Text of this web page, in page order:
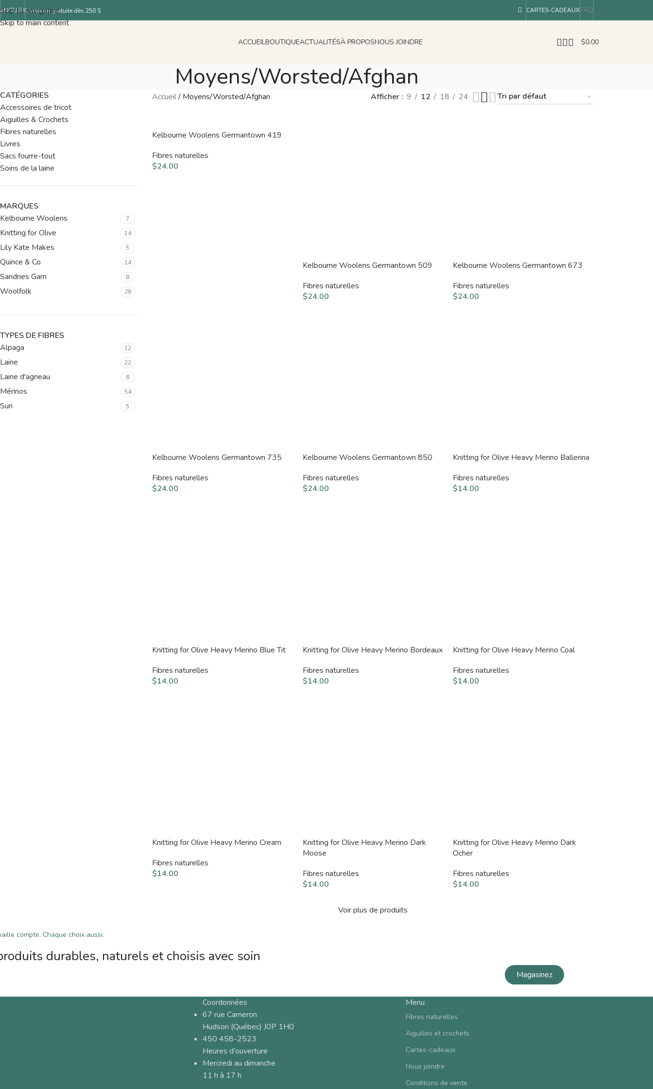
Skip to navigation
Skip to main content
ENGLISHLivraison gratuite dès 250 $ CARTES-CADEAUXFAQ
ACCUEILBOUTIQUEACTUALITÉSÀ PROPOSNOUS JOINDRE $0.00
Moyens/Worsted/Afghan
CATÉGORIES
Accessoires de tricot
Aiguilles & Crochets
Fibres naturelles
Livres
Sacs fourre-tout
Soins de la laine
MARQUES
Kelbourne Woolens
7
Knitting for Olive 14
Lily Kate Makes 5
Quince & Co 14
Sandnes Garn 8
Woolfolk 28
TYPES DE FIBRES
Alpaga
12
Laine 22
Laine d'agneau 8
Mérinos 54
Suri 5
Accueil/ Moyens/Worsted/Afghan Afficher 9 12 18 24
Kelbourne Woolens Germantown 419
Fibres naturelles
$24.00
Kelbourne Woolens Germantown 509
Fibres naturelles
$24.00
Kelbourne Woolens Germantown 673
Fibres naturelles
$24.00
Kelbourne Woolens Germantown 735
Fibres naturelles
$24.00
Kelbourne Woolens Germantown 850
Fibres naturelles
$24.00
Knitting for Olive Heavy Merino Ballerina
Fibres naturelles
$14.00
Knitting for Olive Heavy Merino Blue Tit
Fibres naturelles
$14.00
Knitting for Olive Heavy Merino Bordeaux
Fibres naturelles
$14.00
Knitting for Olive Heavy Merino Coal
Fibres naturelles
$14.00
Knitting for Olive Heavy Merino Cream
Fibres naturelles
$14.00
Knitting for Olive Heavy Merino Dark
Moose
Fibres naturelles
$14.00
Knitting for Olive Heavy Merino Dark
Ocher
Fibres naturelles
$14.00
Voir plus de produits
compte. Chaque choix aussi.
durables, naturels et choisis avec soin
Magasinez
Coordonnées
67 rue Cameron
Hudson (Québec) J0P 1H0
450 458-2523
Heures d'ouverture
Mercredi au dimanche
11 h à 17 h
Menu
Fibres naturelles
Aiguilles et crochets
Cartes-cadeaux
Nous joindre
Conditions de vente